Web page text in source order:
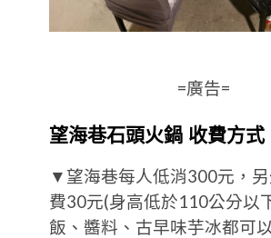
=廣告=
望海巷石頭火鍋 收費方式
▼望海巷每人低消300元，
費30元(身高低於110公分以
飯、醬料、古早味芋冰都可